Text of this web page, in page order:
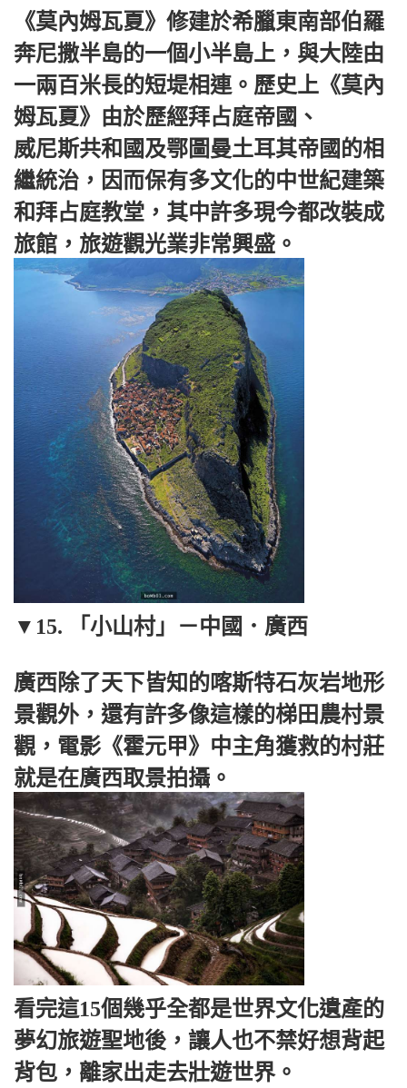
《莫內姆瓦夏》修建於希臘東南部伯羅
奔尼撒半島的一個小半島上，與大陸由
一兩百米長的短堤相連。歷史上《莫內
姆瓦夏》由於歷經拜占庭帝國、
威尼斯共和國及鄂圖曼土耳其帝國的相
繼統治，因而保有多文化的中世紀建築
和拜占庭教堂，其中許多現今都改裝成
旅館，旅遊觀光業非常興盛。
▼15. 「小山村」－中國．廣西
廣西除了天下皆知的喀斯特石灰岩地形
景觀外，還有許多像這樣的梯田農村景
觀，電影《霍元甲》中主角獲救的村莊
就是在廣西取景拍攝。
看完這15個幾乎全都是世界文化遺產的
夢幻旅遊聖地後，讓人也不禁好想背起
背包，離家出走去壯遊世界。